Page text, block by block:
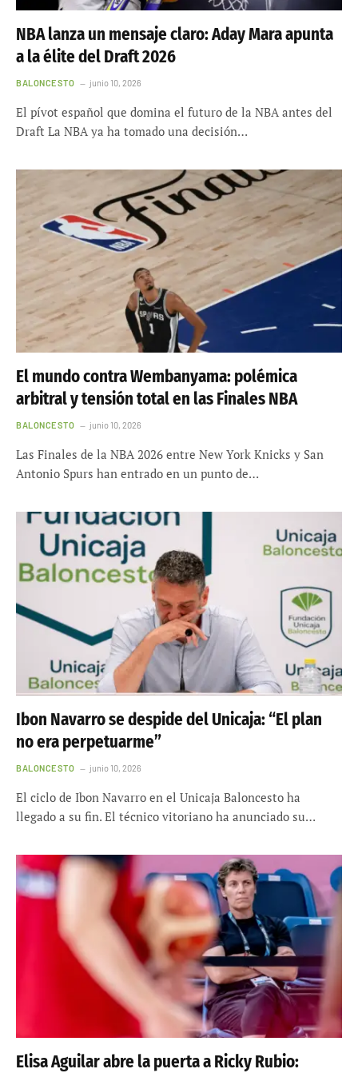
NBA lanza un mensaje claro: Aday Mara apunta
a la élite del Draft 2026
BALONCESTO junio 10, 2026
El pívot español que domina el futuro de la NBA antes del
Draft La NBA ya ha tomado una decisión…
El mundo contra Wembanyama: polémica
arbitral y tensión total en las Finales NBA
BALONCESTO junio 10, 2026
Las Finales de la NBA 2026 entre New York Knicks y San
Antonio Spurs han entrado en un punto de…
Ibon Navarro se despide del Unicaja: “El plan
no era perpetuarme”
BALONCESTO junio 10, 2026
El ciclo de Ibon Navarro en el Unicaja Baloncesto ha
llegado a su fin. El técnico vitoriano ha anunciado su…
Elisa Aguilar abre la puerta a Ricky Rubio: